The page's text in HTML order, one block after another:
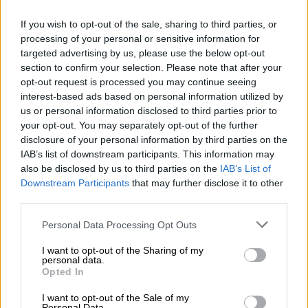
If you wish to opt-out of the sale, sharing to third parties, or
processing of your personal or sensitive information for
targeted advertising by us, please use the below opt-out
section to confirm your selection. Please note that after your
opt-out request is processed you may continue seeing
interest-based ads based on personal information utilized by
us or personal information disclosed to third parties prior to
your opt-out. You may separately opt-out of the further
disclosure of your personal information by third parties on the
IAB’s list of downstream participants. This information may
also be disclosed by us to third parties on the IAB’s List of
Downstream Participants that may further disclose it to other
Please note that this website/app uses one or more Google
not limited to your visit or usage behaviour. You may click to
grant or deny consent to Google and its third-party tags to
use your data for below specified purposes in below Google
consent section.
Personal Data Processing Opt Outs
I want to opt-out of the Sharing of my
personal data.
Opted In
I want to opt-out of the Sale of my
πόλεμο. Ο κ. Καμπάς σημείωσε
χαρακτηριστικά ότι «μπορεί ένα απλό drone
της τάξεως των10.000με20.000ευρώ να
κάνει ζημιά σε έναν αγωγό πετρελαίου ή σε
βάσεις πυραύλων και ραντάρ που να κοστίζει
εκατοντάδες εκατομμύρια ευρώ».
Ο τρίτος λόγος για τον οποίο βλέπουμε τα
UAV ναχρησιμοποιούνται περισσότερο τον
τελευταίο καιρό, είναι ότι δεν έχουν βρεθεί
ακόμα από καμία χώρα σοβαρά αντίμετρα για
να τα αντιμετωπίσουν. Οεπίτιμος Αρχηγός
για τα drone είναι με τα συμβατικά μέσα»,
δηλαδή γίνονται επιχειρήσεις για την
κατάρριψή τους με αεροπλάνα και